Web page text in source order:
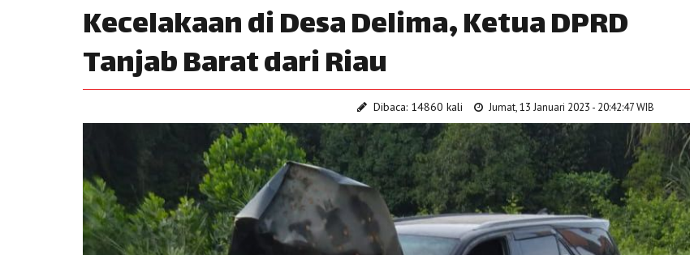
Kecelakaan di Desa Delima, Ketua DPRD
Tanjab Barat dari Riau
Dibaca: 14860 kali Jumat, 13 Januari 2023 - 20:42:47 WIB